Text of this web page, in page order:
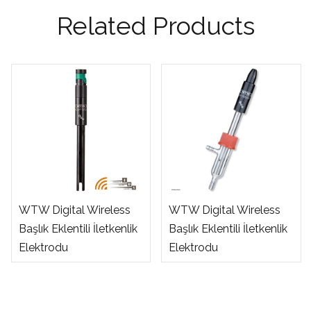
Related Products
WTW Digital Wireless
Başlık Eklentili İletkenlik
Elektrodu
WTW Digital Wireless
Başlık Eklentili İletkenlik
Elektrodu